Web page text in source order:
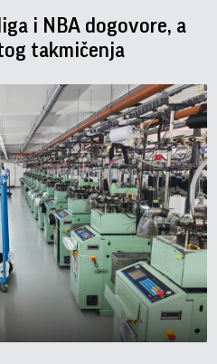
i NBA dogovore, a
takmičenja